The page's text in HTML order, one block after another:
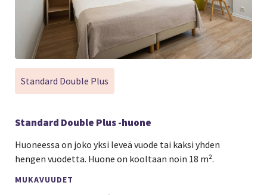
Standard Double Plus
Standard Double Plus -huone
Huoneessa on joko yksi leveä vuode tai kaksi yhden
hengen vuodetta. Huone on kooltaan noin 18 m².
MUKAVUUDET